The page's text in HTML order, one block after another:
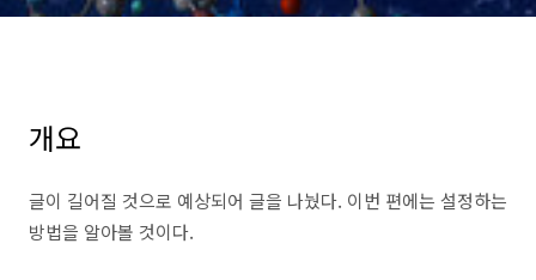
개요
글이 길어질 것으로 예상되어 글을 나눴다. 이번 편에는 설정하는
방법을 알아볼 것이다.